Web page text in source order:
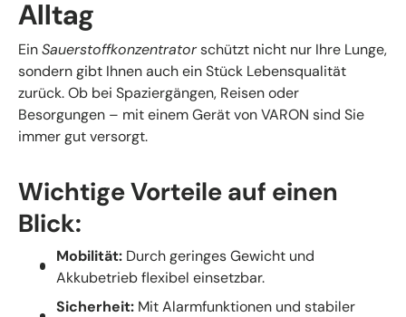
Alltag
EinSauerstoffkonzentratorschützt nicht nur Ihre Lunge,
sondern gibt Ihnen auch ein Stück Lebensqualität
zurück. Ob bei Spaziergängen, Reisen oder
Besorgungen – mit einem Gerät von VARON sind Sie
immer gut versorgt.
Wichtige Vorteile auf einen
Blick:
Mobilität:Durch geringes Gewicht und
Akkubetrieb flexibel einsetzbar.
Sicherheit: Mit Alarmfunktionen und stabiler